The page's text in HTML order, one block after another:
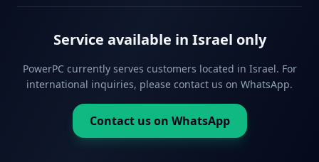
Service available in Israel only
PowerPC currently serves customers located in Israel. For
international inquiries, please contact us on WhatsApp.
Contact us on WhatsApp